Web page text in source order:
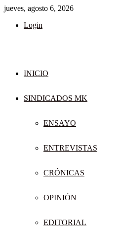
jueves, agosto 6, 2026
Login
INICIO
SINDICADOS MK
ENSAYO
ENTREVISTAS
CRÓNICAS
OPINIÓN
EDITORIAL